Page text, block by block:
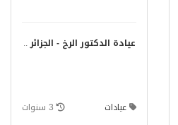
عيادة الدكتور الرخ - الجزائر..
عيادات 3 سنوات